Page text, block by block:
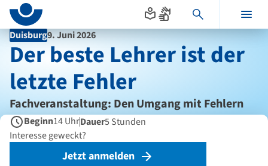
Seitenanfang
zum
Inhalt
zur
Navigation
im
Fußbereich
Hauptinhalt
Veranstaltungsort
Duisburg
Zeitraum der Veranstaltung
9. Juni 2026
Der beste Lehrer ist der
letzte Fehler
Fachveranstaltung: Den Umgang mit Fehlern
neu denken
Beginn14 UhrDauer5 Stunden
Interesse geweckt?
Jetzt anmelden